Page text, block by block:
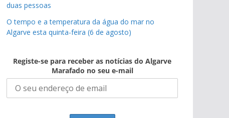
duas pessoas
O tempo e a temperatura da água do mar no
Algarve esta quinta-feira (6 de agosto)
Registe-se para receber as notícias do Algarve
Marafado no seu e-mail